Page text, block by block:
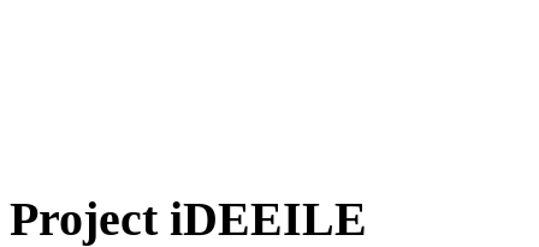
Project iDEEILE